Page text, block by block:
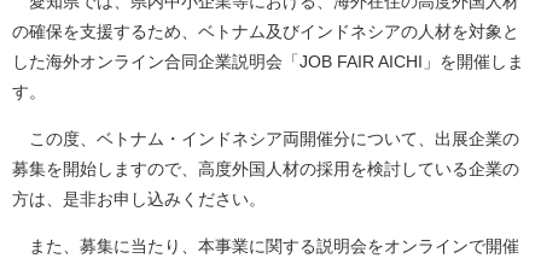
の確保を支援するため、ベトナム及びインドネシアの人材を対象と
した海外オンライン合同企業説明会「JOB FAIR AICHI」を開催しま
す。
この度、ベトナム・インドネシア両開催分について、出展企業の
募集を開始しますので、高度外国人材の採用を検討している企業の
方は、是非お申し込みください。
また、募集に当たり、本事業に関する説明会をオンラインで開催